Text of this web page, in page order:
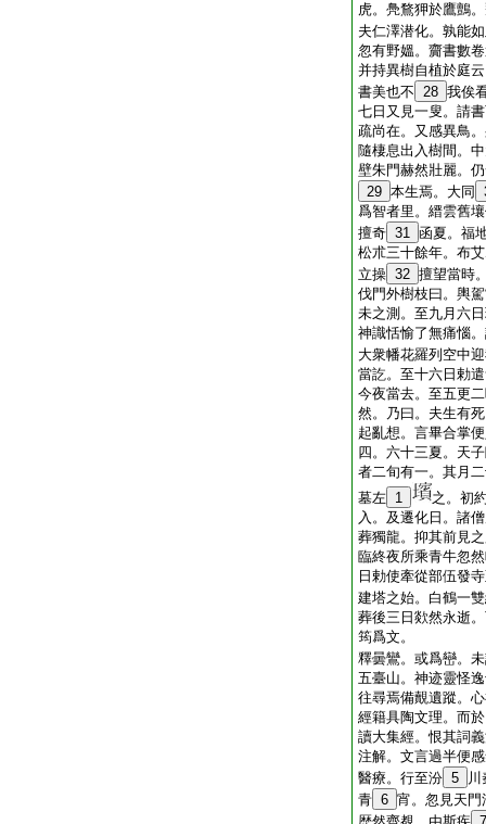
虎。鳧鶩狎於鷹鸇
夫仁澤潜化。孰能
忽有野媼。齎書數
并持異樹自植於庭
書美也不 28 我俟
七日又見一叟。請
疏尚在。又感異鳥
隨棲息出入樹間。
壁朱門赫然壯麗。
29 本生焉。大同
爲智者里。縉雲舊
擅奇 31 函夏。福
松朮三十餘年。布
立操 32 擅望當時
伐門外樹枝曰。輿
未之測。至九月六
神識恬愉了無痛惱
大衆幡花羅列空中
當訖。至十六日勅
今夜當去。至五更
然。乃曰。夫生有
起亂想。言畢合掌
四。六十三夏。天
者二旬有一。其月
墓左 1
之。初
入。及遷化日。諸
葬獨龍。抑其前見
臨終夜所乘青牛忽
日勅使牽從部伍發
建塔之始。白鶴一
葬後三日欻然永逝
筠爲文。
釋曇鸞。或爲巒。
五臺山。神迹靈怪
往尋焉備覿遺蹤。
經籍具陶文理。而
讀大集經。恨其詞
注解。文言過半便
醫療。行至汾 5
青 6 宵。忽見天門